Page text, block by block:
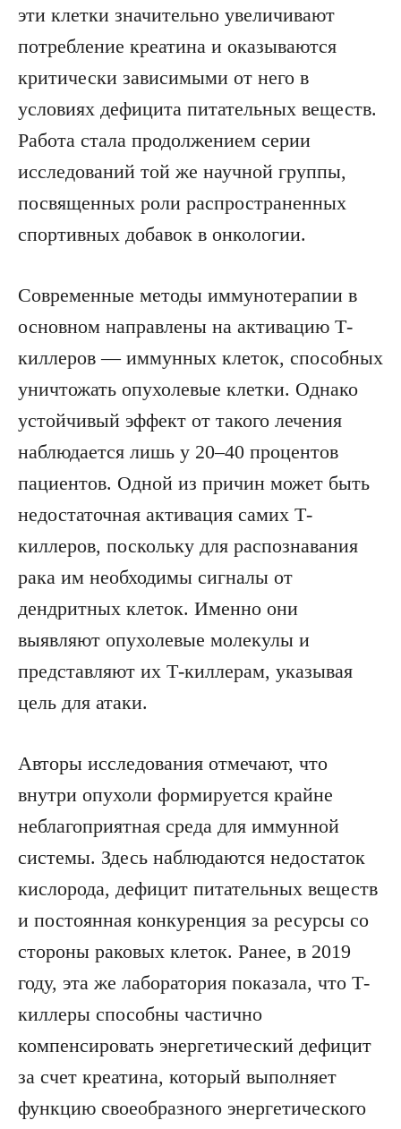
эти клетки значительно увеличивают
потребление креатина и оказываются
критически зависимыми от него в
условиях дефицита питательных веществ.
Работа стала продолжением серии
исследований той же научной группы,
посвященных роли распространенных
спортивных добавок в онкологии.
Современные методы иммунотерапии в
основном направлены на активацию Т-
киллеров — иммунных клеток, способных
уничтожать опухолевые клетки. Однако
устойчивый эффект от такого лечения
наблюдается лишь у 20–40 процентов
пациентов. Одной из причин может быть
недостаточная активация самих Т-
киллеров, поскольку для распознавания
рака им необходимы сигналы от
дендритных клеток. Именно они
выявляют опухолевые молекулы и
представляют их Т-киллерам, указывая
цель для атаки.
Авторы исследования отмечают, что
внутри опухоли формируется крайне
неблагоприятная среда для иммунной
системы. Здесь наблюдаются недостаток
кислорода, дефицит питательных веществ
и постоянная конкуренция за ресурсы со
стороны раковых клеток. Ранее, в 2019
году, эта же лаборатория показала, что Т-
киллеры способны частично
компенсировать энергетический дефицит
за счет креатина, который выполняет
функцию своеобразного энергетического